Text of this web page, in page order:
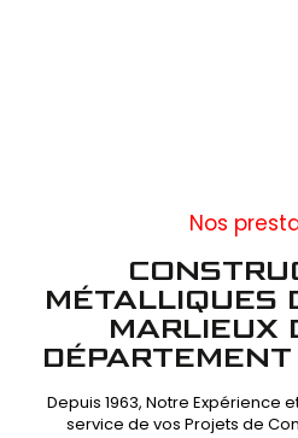
Nos
MÉTALLIQUES
MARLIEUX
DÉPARTEMENT
Depuis 1963, Notre Expérience
service de vos Projets de